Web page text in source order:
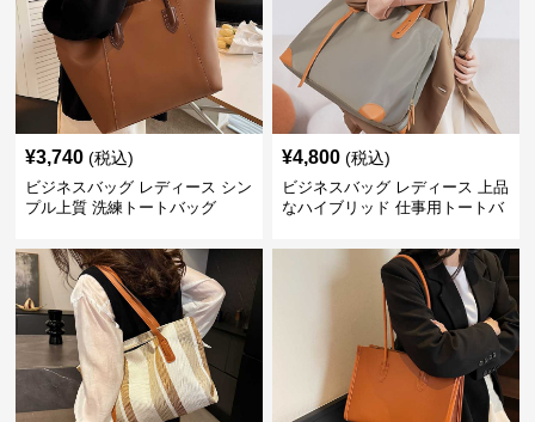
¥3,740 (税込)
ビジネスバッグ レディース シン
プル上質 洗練トートバッグ
¥4,800 (税込)
ビジネスバッグ レディース 上品
なハイブリッド 仕事用トートバ